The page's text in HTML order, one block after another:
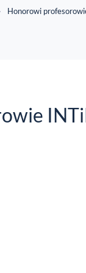
Honorowi